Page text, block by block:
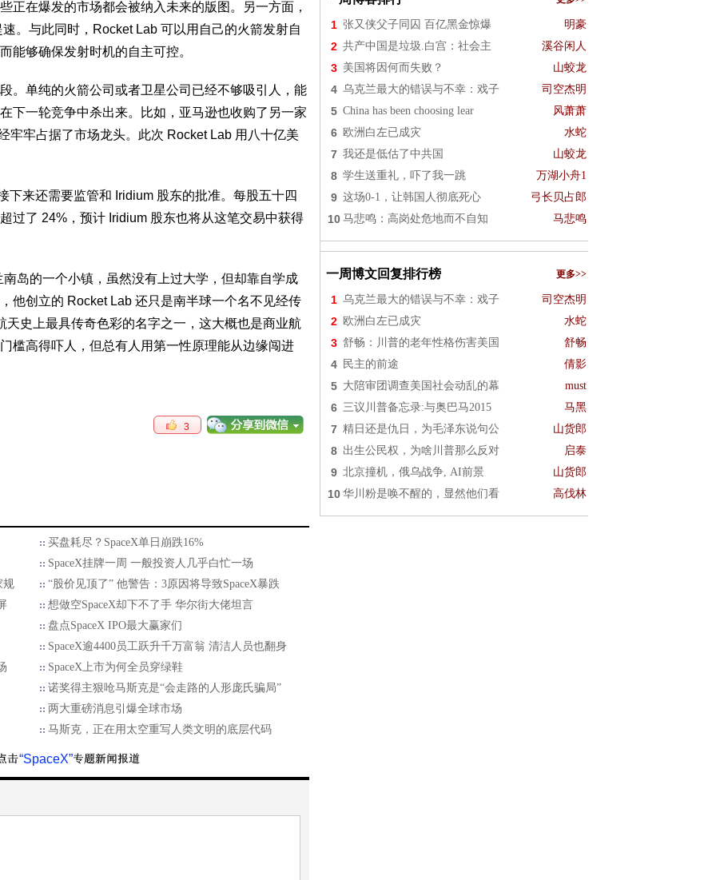
正在爆发的市场都会被纳入未来的版图。另一方面，
。与此同时，Rocket Lab 可以用自己的火箭发射自
能够确保发射时机的自主可控。
单纯的火箭公司或者卫星公司已经不够吸引人，能
下一轮竞争中杀出来。比如，亚马逊也收购了另一家
牢牢占据了市场龙头。此次 Rocket Lab 用八十亿美
还需要监管和 Iridium 股东的批准。每股五十四
过了 24%，预计 Iridium 股东也将从这笔交易中获得
的一个小镇，虽然没有上过大学，但却靠自学成
他创立的 Rocket Lab 还只是南半球一个名不见经传
史上最具传奇色彩的名字之一，这大概也是商业航
槛高得吓人，但总有人用第一性原理能从边缘闯进
3
买盘耗尽？SpaceX单日崩跌16%
SpaceX挂牌一周 一般投资人几乎白忙一场
规
“股价见顶了” 他警告：3原因将导致SpaceX暴跌
想做空SpaceX却下不了手 华尔街大佬坦言
盘点SpaceX IPO最大赢家们
SpaceX逾4400员工跃升千万富翁 清洁人员也翻身
SpaceX上市为何全员穿绿鞋
诺奖得主狠呛马斯克是“会走路的人形庞氏骗局”
两大重磅消息引爆全球市场
马斯克，正在用太空重写人类文明的底层代码
“SpaceX”
1 张又侠父子同囚 百亿黑金惊爆 明豪
2 共产中国是垃圾.白宫：社会主 溪谷闲人
3 美国将因何而失败？ 山蛟龙
4 乌克兰最大的错误与不幸：戏子 司空杰明
5 China has been choosing lear 风萧萧
6 欧洲白左已成灾 水蛇
7 我还是低估了中共国 山蛟龙
8 学生送重礼，吓了我一跳 万湖小舟1
9 这场0-1，让韩国人彻底死心 弓长贝占郎
10 马悲鸣：高岗处危地而不自知 马悲鸣
一周博文回复排行榜 更多>>
1 乌克兰最大的错误与不幸：戏子 司空杰明
2 欧洲白左已成灾 水蛇
3 舒畅：川普的老年性格伤害美国 舒畅
4 民主的前途 倩影
5 大陪审团调查美国社会动乱的幕 must
6 三议川普备忘录:与奥巴马2015 马黑
7 精日还是仇日，为毛泽东说句公 山货郎
8 出生公民权，为啥川普那么反对 启泰
9 北京撞机，俄乌战争, AI前景 山货郎
10 华川粉是唤不醒的，显然他们看 高伐林